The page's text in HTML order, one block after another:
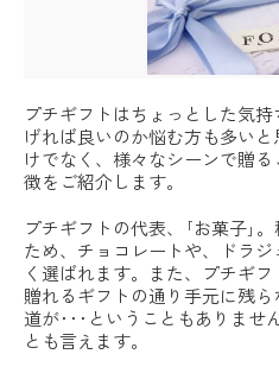
プチギフトはちょっとした気
げれば良いのか悩む方も多い
けでなく、様々なシーンで贈
徴をご紹介します。
プチギフトの代表、｢お菓子｣
ため、チョコレートや、ドラ
く選ばれます。また、プチギ
贈れるギフトの通り手元に残
道が･･･ということもありませ
とも言えます。